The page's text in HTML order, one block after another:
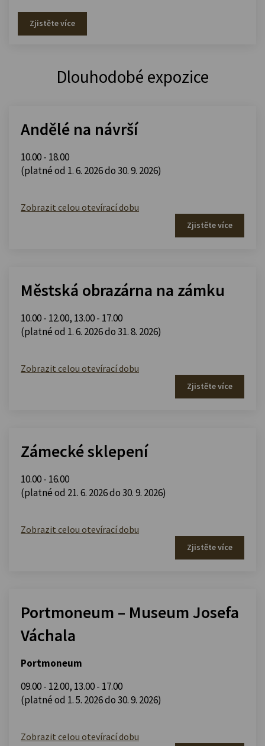
Zjistěte více
Dlouhodobé expozice
Andělé na návrší
10.00 - 18.00
(platné od 1. 6. 2026 do 30. 9. 2026)
Zobrazit celou otevírací dobu
Zjistěte více
Městská obrazárna na zámku
10.00 - 12.00, 13.00 - 17.00
(platné od 1. 6. 2026 do 31. 8. 2026)
Zobrazit celou otevírací dobu
Zjistěte více
Zámecké sklepení
10.00 - 16.00
(platné od 21. 6. 2026 do 30. 9. 2026)
Zobrazit celou otevírací dobu
Zjistěte více
Portmoneum – Museum Josefa
Váchala
Portmoneum
09.00 - 12.00, 13.00 - 17.00
(platné od 1. 5. 2026 do 30. 9. 2026)
Zobrazit celou otevírací dobu